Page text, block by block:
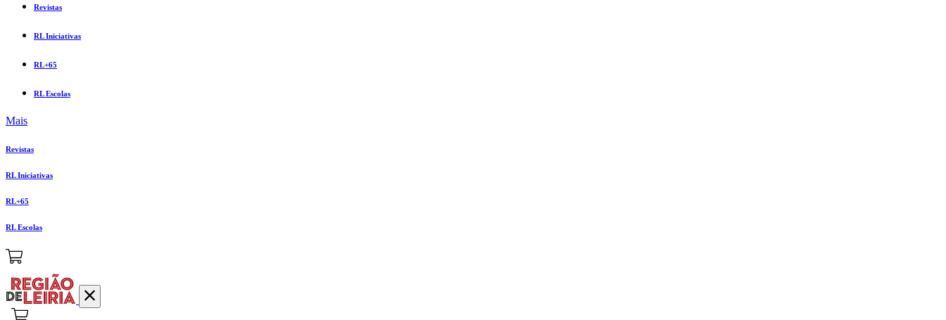
Revistas
RL Iniciativas
RL+65
RL Escolas
Mais
Revistas
RL Iniciativas
RL+65
RL Escolas